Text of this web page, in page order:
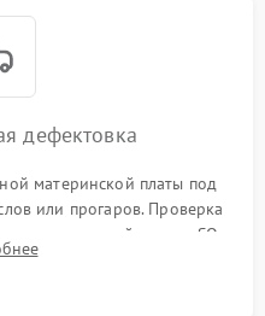
дефектовка
материнской платы под
или прогаров. Проверка
модулей памяти SO-
для выявления сбоев.